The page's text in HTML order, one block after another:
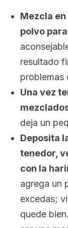
Mezcla
polvo
resultado
problemas
Una vez
deja un
Deposita
tenedor,
con la
agrega un
excedas;
quede